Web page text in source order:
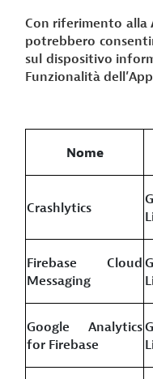
Con riferimento alla
potrebbero
sul dispositivo
Funzionalità
Nome
Crashlytics
Firebase Cloud
Messaging
Google Analytics
for Firebase